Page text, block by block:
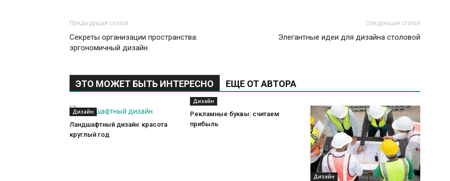
Предыдущая статья
Секреты организации пространства:
эргономичный дизайн
Следующая статья
Элегантные идеи для дизайна столовой
ЭТО МОЖЕТ БЫТЬ ИНТЕРЕСНО ЕЩЕ ОТ АВТОРА
Дизайн
Ландшафтный дизайн: красота
круглый год
Дизайн
Рекламные буквы: считаем
прибыль
Дизайн